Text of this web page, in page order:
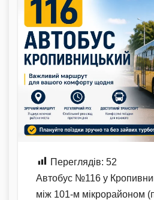
Переглядів: 52
Автобус №116 у
між 101-м мікрорайоном